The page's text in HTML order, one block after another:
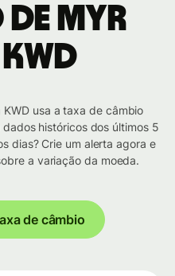
MYR
usa a taxa de câmbio
históricos dos últimos 5
dias? Crie um alerta agora e
a variação da moeda.
de câmbio